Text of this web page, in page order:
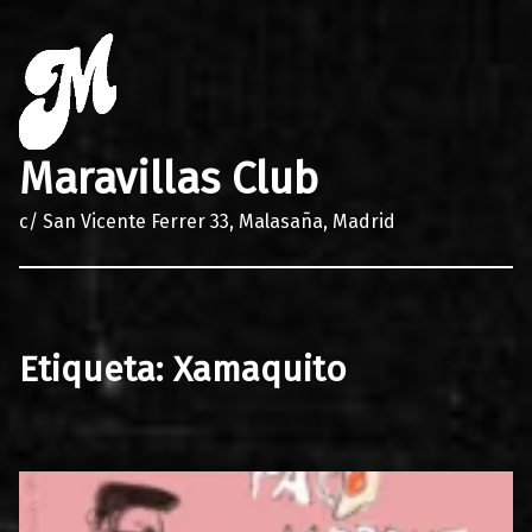
Maravillas Club
c/ San Vicente Ferrer 33, Malasaña, Madrid
Etiqueta: Xamaquito